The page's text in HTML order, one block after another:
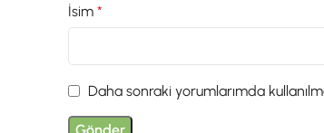
İsim*
Daha sonraki yorumlarımda